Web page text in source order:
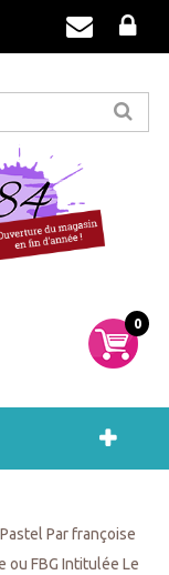
0
Pastel Par françoise
ou FBG Intitulée Le